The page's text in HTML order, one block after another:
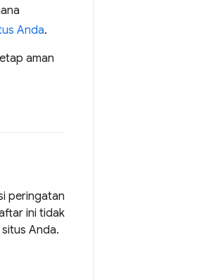
Anda.
aman
peringatan
ini tidak
Anda.